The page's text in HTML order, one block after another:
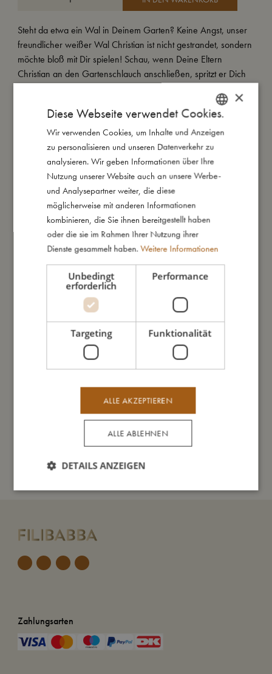
Steht da etwa ein Wal in Deinem Garten? Keine Angst, unser
freundlicher weißer Wal Christian ist nicht gestrandet, sondern
möchte bloß mit Dir spielen! Schau, wenn Deine Eltern
Christian an den Gartenschlauch anschließen, spritzt er Dich
Mit unserem neuen Wassersprinkler zieht unser walförmiger
Klassiker in Deinen Garten ein und wird zu einem echten
Sommerhit für Kinder und Erwachsene. Mit einer Länge von
100 cm passt unser Wal dabei problemlos in jeden Garten.
Unser Wassersprinkler besteht aus extra dickem 0,25 mm
starkem PVC.
Lasst den Badespaß beginnen!
Unser Sprinkler-Wal ist sorgfältig getestet, gemäß der EU-
EN-71 zugelassen und trägt die CE-Kennzeichnung.
So groß bin ich
So kannst Du mich pflegen
Zahlungsarten
DANISH
ENGLISH
GERMAN
×
Diese Webseite verwendet Cookies.
Wir verwenden Cookies, um Inhalte und Anzeigen
zu personalisieren und unseren Datenverkehr zu
analysieren. Wir geben Informationen über Ihre
Nutzung unserer Website auch an unsere Werbe-
und Analysepartner weiter, die diese
möglicherweise mit anderen Informationen
kombinieren, die Sie ihnen bereitgestellt haben
oder die sie im Rahmen Ihrer Nutzung ihrer
Dienste gesammelt haben. Weitere Informationen
Unbedingt
erforderlich
Performance
Targeting Funktionalität
ALLE AKZEPTIEREN
ALLE ABLEHNEN
DETAILS ANZEIGEN